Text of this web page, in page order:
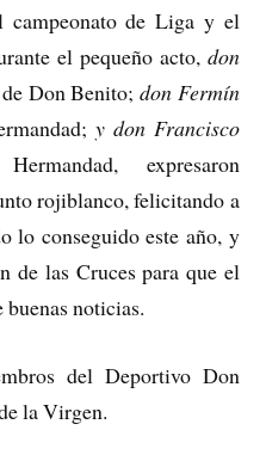
campeonato de Liga y el
el pequeño acto, don
Don Benito; don Fermín
y don Francisco
expresaron
rojiblanco, felicitando a
lo conseguido este año, y
de las Cruces para que el
noticias.
del Deportivo Don
la Virgen.